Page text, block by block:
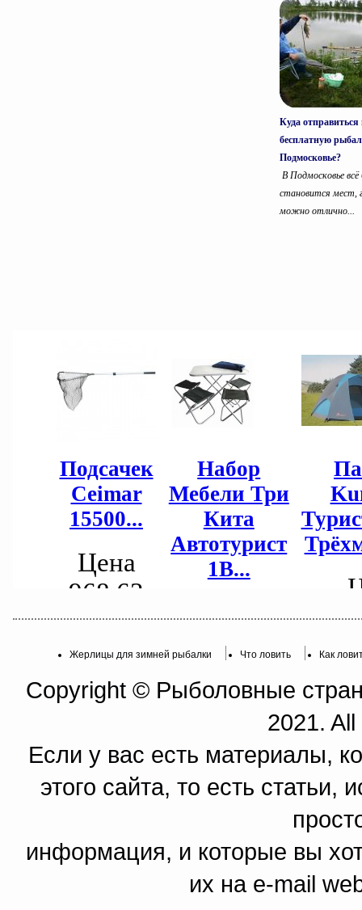
Куда отправиться
бесплатную
Подмосковье?
В Подмосковье всё
становится мест,
можно отлично...
Жерлицы для зимней рыбалки Что ловить Как
Copyright © Рыболовные
2021.
Если у вас есть материалы,
этого сайта, то есть
информация, и которые вы
их на e-mail